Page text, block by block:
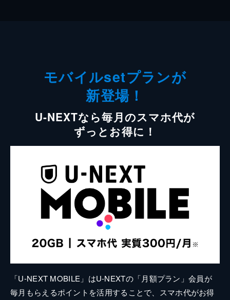
モバイルsetプランが
新登場！
U-NEXTなら毎月のスマホ代が
ずっとお得に！
「U-NEXT MOBILE」はU-NEXTの「月額プラン」会員が
毎月もらえるポイントを活用することで、スマホ代がお得